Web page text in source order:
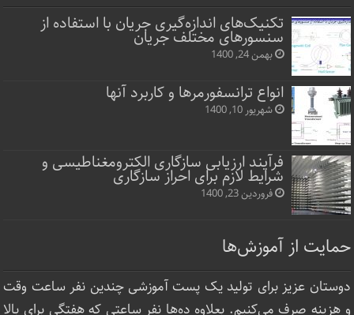
تکنیک‌های اندازه‌گیری جریان با استفاده از
سنسورهای مختلف جریان
بهمن 24, 1400
انواع ترانسفورمرها و کاربرد آنها
شهریور 10, 1400
فرآیند ارزیابی سازگاری الکترومغناطیسی و
شرایط لازم برای احراز سازگاری
فروردین 23, 1400
حمایت از آموزش‌ها
دوستان عزیز برای تولید یک پست آموزشی چندین نفر ساعت‌ وقت
و هزینه صرف می‌کنیم. بعلاوه ده‌ها نفر ساعتی که هفتگی برای بالا